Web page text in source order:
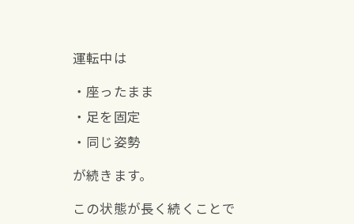
運転中は
・座ったまま
・足を固定
・同じ姿勢
が続きます。
この状態が長く続くことで